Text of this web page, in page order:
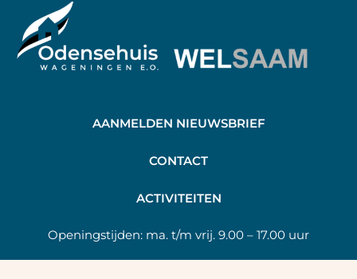
AANMELDEN NIEUWSBRIEF
CONTACT
ACTIVITEITEN
Openingstijden: ma. t/m vrij. 9.00 – 17.00 uur